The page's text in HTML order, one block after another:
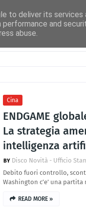
Cina
ENDGAME
La strategia
intelligenza
Disco Novità - Ufficio
Debito fuori controllo,
Washington c’e’ una
READ MORE »
to deliver its
performance and
abuse.